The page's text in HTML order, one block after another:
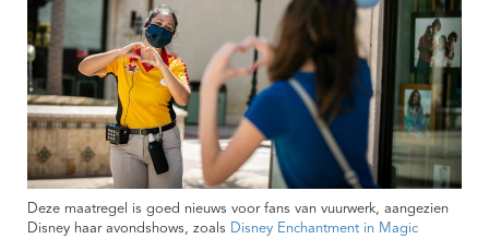
Deze maatregel is goed nieuws voor fans van vuurwerk, aangezien
Disney haar avondshows, zoals Disney Enchantment in Magic